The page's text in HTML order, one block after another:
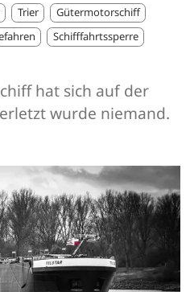
Trier
Gütermotorschiff
Schifffahrtssperre
hat sich auf der
wurde niemand.